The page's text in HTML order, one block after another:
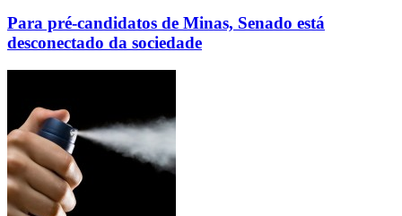
Para pré-candidatos de Minas, Senado está
desconectado da sociedade